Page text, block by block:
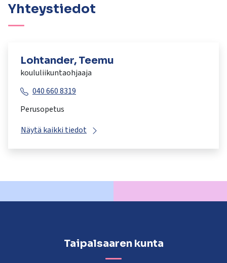
Yhteystiedot
Lohtander, Teemu
koululiikuntaohjaaja
040 660 8319
Perusopetus
Näytä kaikki tiedot
Taipalsaaren kunta